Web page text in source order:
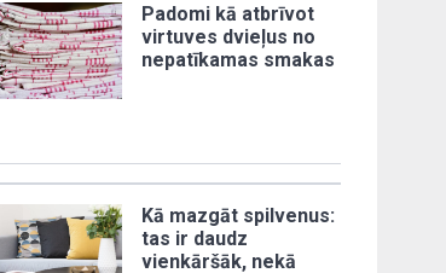
Padomi kā atbrīvot
virtuves dvieļus no
nepatīkamas smakas
Kā mazgāt spilvenus:
tas ir daudz
vienkāršāk, nekā